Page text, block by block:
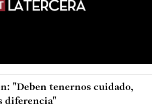
"Deben tenernos cuidado,
diferencia"